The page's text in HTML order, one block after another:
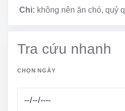
Chi: không nên ăn chó, quỷ
Tra cứu nhanh
CHỌN NGÀY